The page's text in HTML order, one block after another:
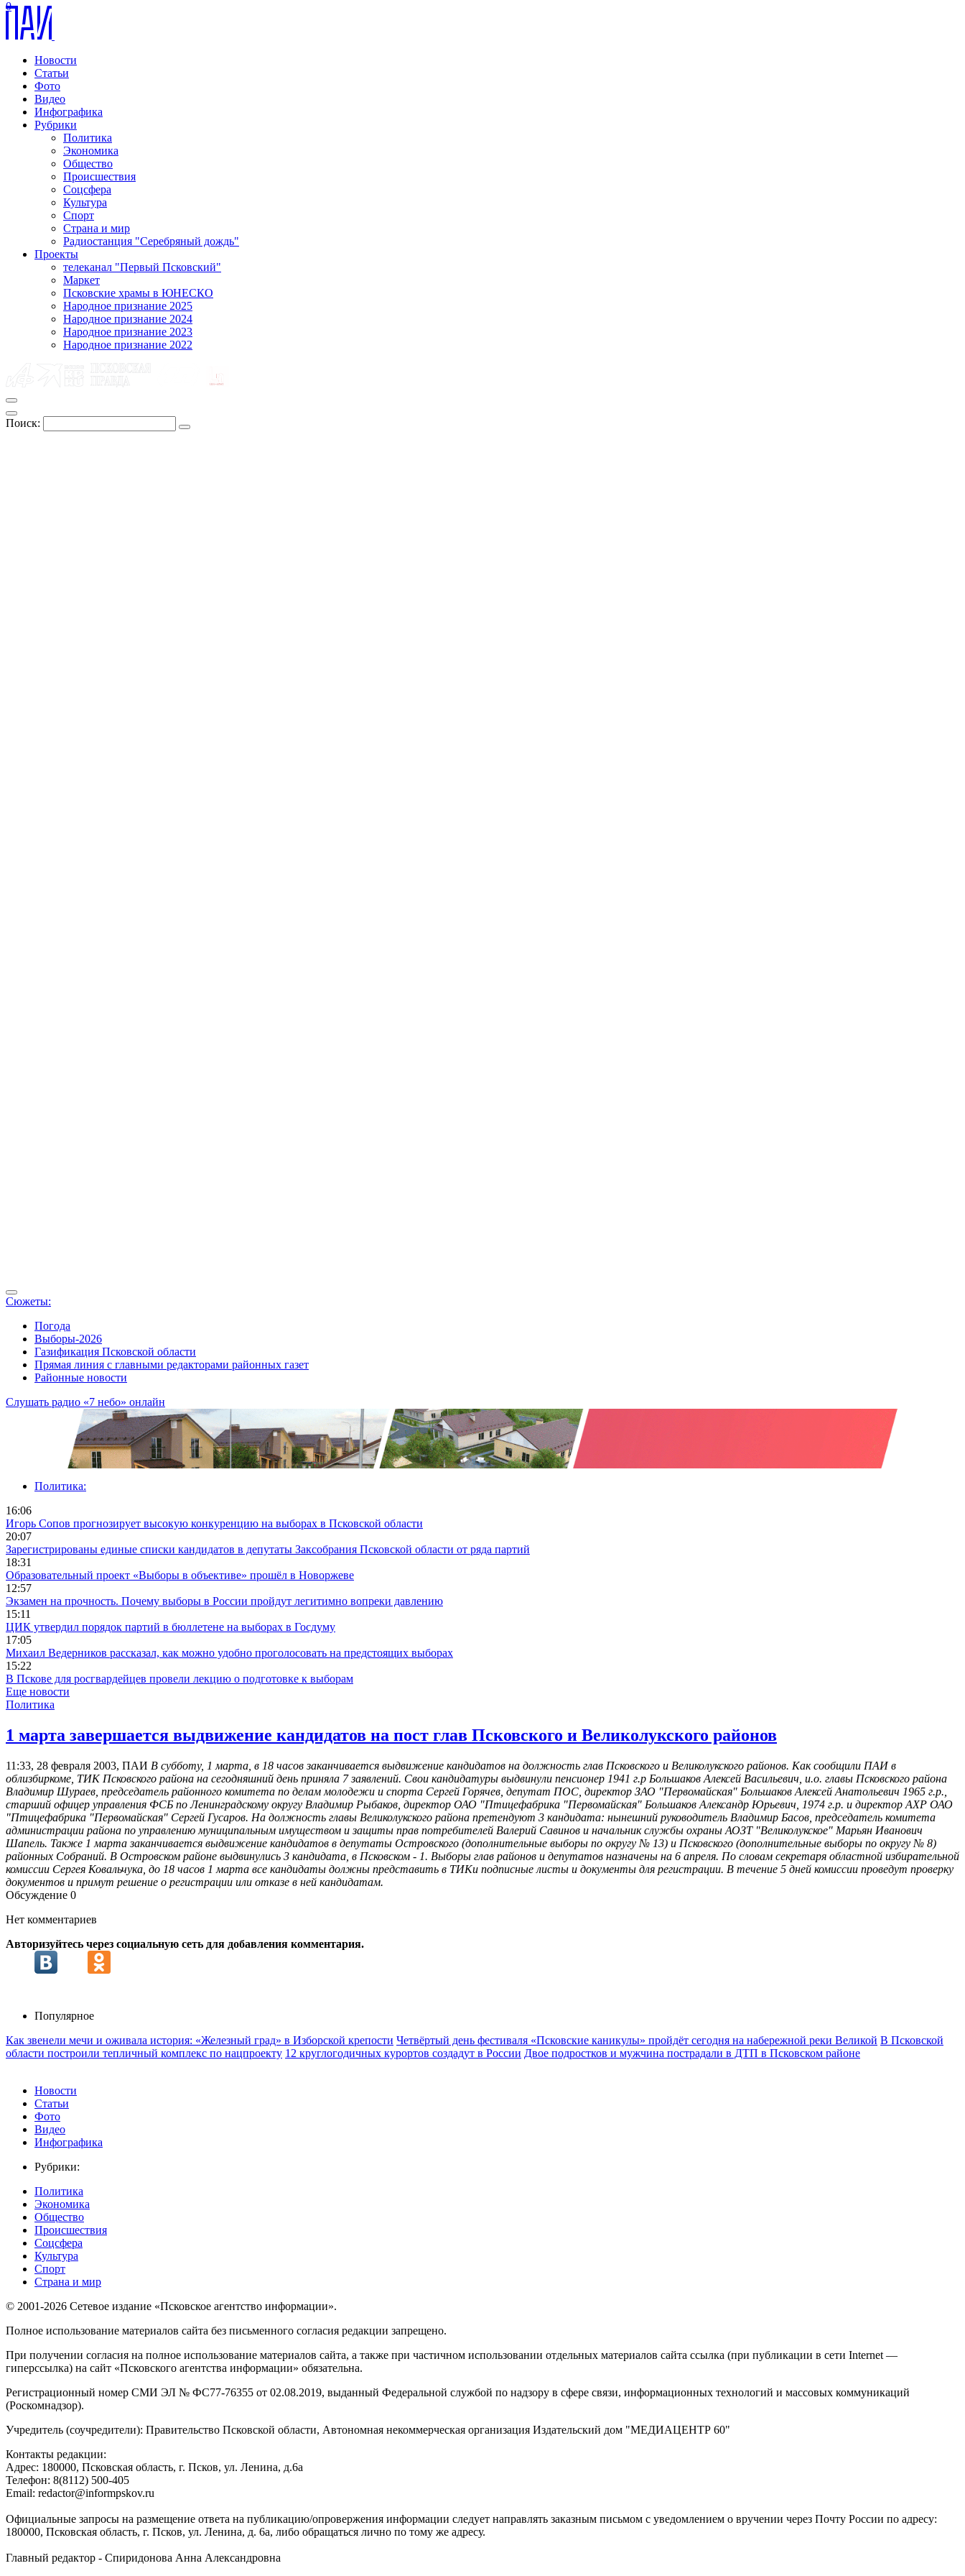
Новости
Статьи
Фото
Видео
Инфографика
Рубрики
Политика
Экономика
Общество
Происшествия
Соцсфера
Культура
Спорт
Страна и мир
Радиостанция "Серебряный дождь"
Проекты
телеканал "Первый Псковский"
Маркет
Псковские храмы в ЮНЕСКО
Народное признание 2025
Народное признание 2024
Народное признание 2023
Народное признание 2022
Поиск:
Сюжеты:
Погода
Выборы-2026
Газификация Псковской области
Прямая линия с главными редакторами районных газет
Районные новости
Слушать радио «7 небо» онлайн
0
Политика:
16:06
Игорь Сопов прогнозирует высокую конкуренцию на выборах в Псковской области
20:07
Зарегистрированы единые списки кандидатов в депутаты Заксобрания Псковской области от ряда партий
18:31
Образовательный проект «Выборы в объективе» прошёл в Новоржеве
12:57
Экзамен на прочность. Почему выборы в России пройдут легитимно вопреки давлению
15:11
ЦИК утвердил порядок партий в бюллетене на выборах в Госдуму
17:05
Михаил Ведерников рассказал, как можно удобно проголосовать на предстоящих выборах
15:22
В Пскове для росгвардейцев провели лекцию о подготовке к выборам
Еще новости
Политика
1 марта завершается выдвижение кандидатов на пост глав Псковского и Великолукского районов
11:33, 28 февраля 2003, ПАИ В субботу, 1 марта, в 18 часов заканчивается выдвижение кандидатов на должность глав Псковского и Великолукского районов. Как сообщили ПАИ в
облизбиркоме, ТИК Псковского района на сегодняшний день приняла 7 заявлений. Свои кандидатуры выдвинули пенсионер 1941 г.р Большаков Алексей Васильевич, и.о. главы Псковского района
Владимир Шураев, председатель районного комитета по делам молодежи и спорта Сергей Горячев, депутат ПОС, директор ЗАО "Первомайская" Большаков Алексей Анатольевич 1965 г.р.,
старший офицер управления ФСБ по Ленинградскому округу Владимир Рыбаков, директор ОАО "Птицефабрика "Первомайская" Большаков Александр Юрьевич, 1974 г.р. и директор АХР ОАО
"Птицефабрика "Первомайская" Сергей Гусаров. На должность главы Великолукского района претендуют 3 кандидата: нынешний руководитель Владимир Басов, председатель комитета
администрации района по управлению муниципальным имуществом и защиты прав потребителей Валерий Савинов и начальник службы охраны АОЗТ "Великолукское" Марьян Иванович
Шапель. Также 1 марта заканчивается выдвижение кандидатов в депутаты Островского (дополнительные выборы по округу № 13) и Псковского (дополнительные выборы по округу № 8)
районных Собраний. В Островском районе выдвинулись 3 кандидата, в Псковском - 1. Выборы глав районов и депутатов назначены на 6 апреля. По словам секретаря областной избирательной
комиссии Сергея Ковальчука, до 18 часов 1 марта все кандидаты должны представить в ТИКи подписные листы и документы для регистрации. В течение 5 дней комиссии проведут проверку
документов и примут решение о регистрации или отказе в ней кандидатам.
Обсуждение 0
Нет комментариев
Авторизуйтесь через социальную сеть для добавления комментария.
Популярное
Как звенели мечи и оживала история: «Железный град» в Изборской крепости Четвёртый день фестиваля «Псковские каникулы» пройдёт сегодня на набережной реки Великой В Псковской
области построили тепличный комплекс по нацпроекту 12 круглогодичных курортов создадут в России Двое подростков и мужчина пострадали в ДТП в Псковском районе
Новости
Статьи
Фото
Видео
Инфографика
Рубрики:
Политика
Экономика
Общество
Происшествия
Соцсфера
Культура
Спорт
Страна и мир
© 2001-2026 Сетевое издание «Псковское агентство информации».
Полное использование материалов сайта без письменного согласия редакции запрещено.
При получении согласия на полное использование материалов сайта, а также при частичном использовании отдельных материалов сайта ссылка (при публикации в сети Internet —
гиперссылка) на сайт «Псковского агентства информации» обязательна.
Регистрационный номер СМИ ЭЛ № ФС77-76355 от 02.08.2019, выданный Федеральной службой по надзору в сфере связи, информационных технологий и массовых коммуникаций
(Роскомнадзор).
Учредитель (соучредители): Правительство Псковской области, Автономная некоммерческая организация Издательский дом "МЕДИАЦЕНТР 60"
Контакты редакции:
Адреc: 180000, Псковская область, г. Псков, ул. Ленина, д.6а
Телефон: 8(8112) 500-405
Email: redactor@informpskov.ru
Официальные запросы на размещение ответа на публикацию/опровержения информации следует направлять заказным письмом с уведомлением о вручении через Почту России по адресу:
180000, Псковская область, г. Псков, ул. Ленина, д. 6а, либо обращаться лично по тому же адресу.
Главный редактор - Спиридонова Анна Александровна